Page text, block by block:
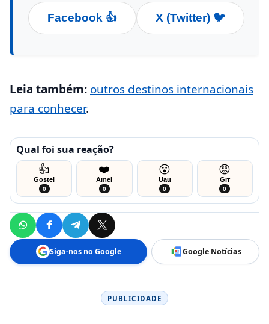
Facebook 👍 X (Twitter) 🐦
Leia também: outros destinos internacionais
para conhecer.
Qual foi sua reação?
👍
Gostei
0
❤️
Amei
0
😮
Uau
0
😡
Grr
0
Siga-nos no Google Google Notícias
PUBLICIDADE